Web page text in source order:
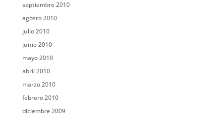
septiembre 2010
agosto 2010
julio 2010
junio 2010
mayo 2010
abril 2010
marzo 2010
febrero 2010
diciembre 2009